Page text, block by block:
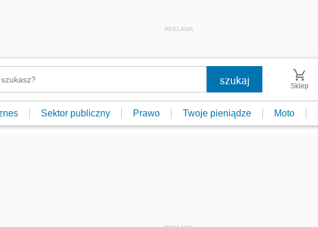
REKLAMA
Sklep
Sektor publiczny Prawo Twoje pieniądze Moto